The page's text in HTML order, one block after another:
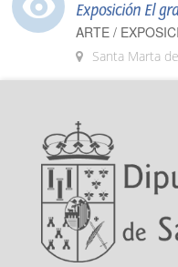
Exposición El
ARTE /
Santa Marta